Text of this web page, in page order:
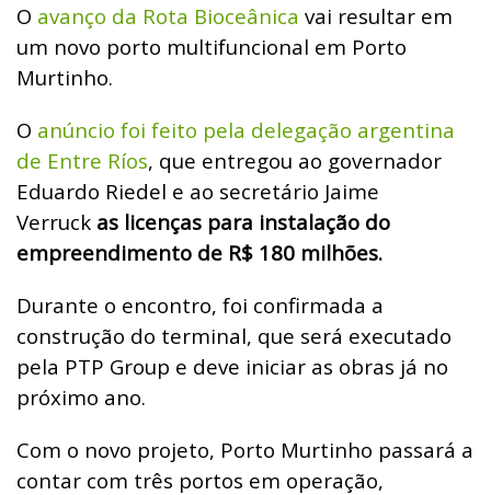
O avanço da Rota Bioceânica vai resultar em
um novo porto multifuncional em Porto
Murtinho.
O anúncio foi feito pela delegação argentina
de Entre Ríos, que entregou ao governador
Eduardo Riedel e ao secretário Jaime
Verruck as licenças para instalação do
empreendimento de R$ 180 milhões.
Durante o encontro, foi confirmada a
construção do terminal, que será executado
pela PTP Group e deve iniciar as obras já no
próximo ano.
Com o novo projeto, Porto Murtinho passará a
contar com três portos em operação,